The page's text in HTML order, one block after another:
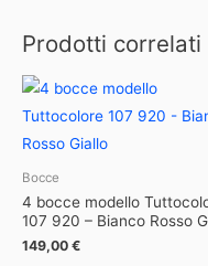
Prodotti correlati
Bocce
4 bocce modello
107 920 – Bianco Rosso
149,00 €